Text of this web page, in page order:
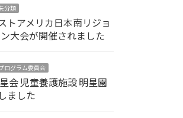
分類
トアメリカ日本南リジョ
大会が開催されました
ログラム委員会
会 児童養護施設 明星園
ました